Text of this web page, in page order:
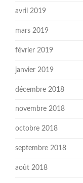
avril 2019
mars 2019
février 2019
janvier 2019
décembre 2018
novembre 2018
octobre 2018
septembre 2018
août 2018